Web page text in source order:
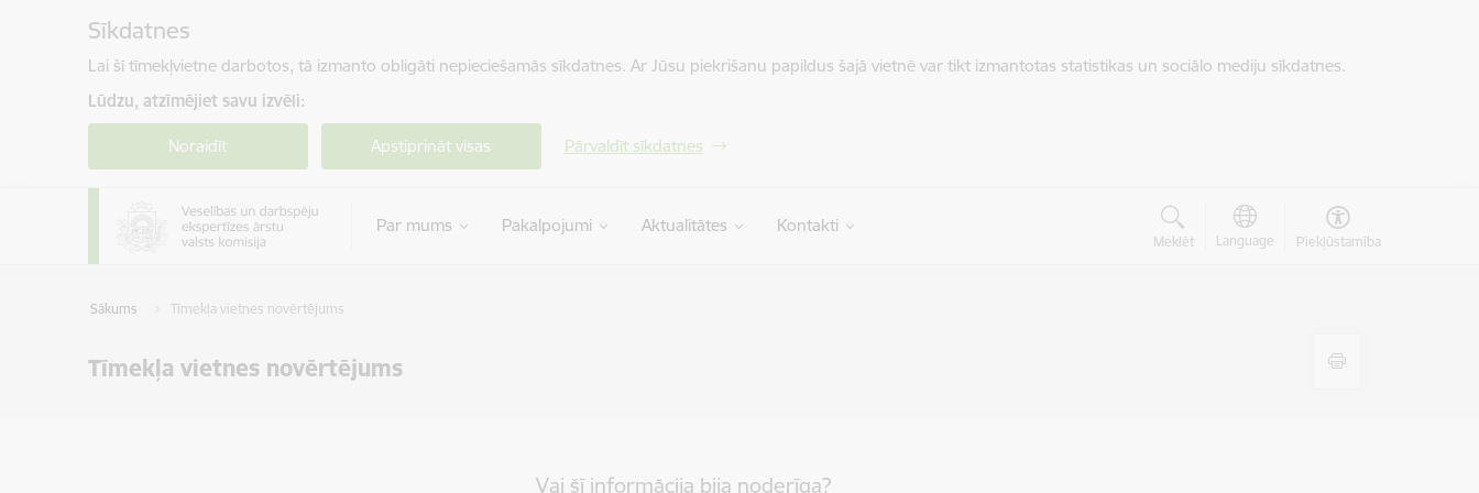
Sīkdatnes
Lai šī tīmekļvietne darbotos, tā izmanto obligāti nepieciešamās sīkdatnes. Ar Jūsu piekrišanu papildus šajā vietnē var tikt izmantotas statistikas un sociālo mediju sīkdatnes.
Lūdzu, atzīmējiet savu izvēli:
Noraidīt Apstiprināt visas Pārvaldīt sīkdatnes
Par mums Pakalpojumi Aktualitātes Kontakti
Meklēt Language Piekļūstamība
Sākums Tīmekļa vietnes novērtējums
Tīmekļa vietnes novērtējums
Vai šī informācija bija noderīga?